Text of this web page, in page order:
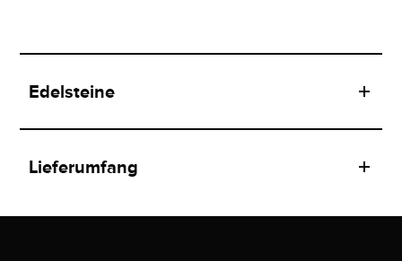
Edelsteine
Lieferumfang